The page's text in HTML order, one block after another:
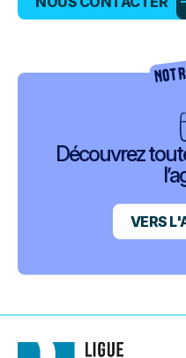
Découvrez
VERS